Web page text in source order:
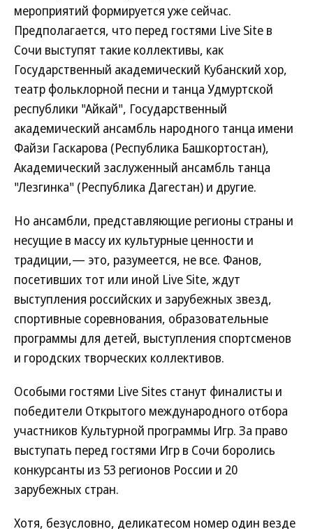
мероприятий формируется уже сейчас.
Предполагается, что перед гостями Live Site в
Сочи выступят такие коллективы, как
Государственный академический Кубанский хор,
театр фольклорной песни и танца Удмуртской
республики "Айкай", Государственный
академический ансамбль народного танца имени
Файзи Гаскарова (Республика Башкортостан),
Академический заслуженный ансамбль танца
"Лезгинка" (Республика Дагестан) и другие.
Но ансамбли, представляющие регионы страны и
несущие в массу их культурные ценности и
традиции,— это, разумеется, не все. Фанов,
посетивших тот или иной Live Site, ждут
выступления российских и зарубежных звезд,
спортивные соревнования, образовательные
программы для детей, выступления спортсменов
и городских творческих коллективов.
Особыми гостями Live Sites станут финалисты и
победители Открытого международного отбора
участников Культурной программы Игр. За право
выступать перед гостями Игр в Сочи боролись
конкурсанты из 53 регионов России и 20
зарубежных стран.
Хотя, безусловно, деликатесом номер один везде